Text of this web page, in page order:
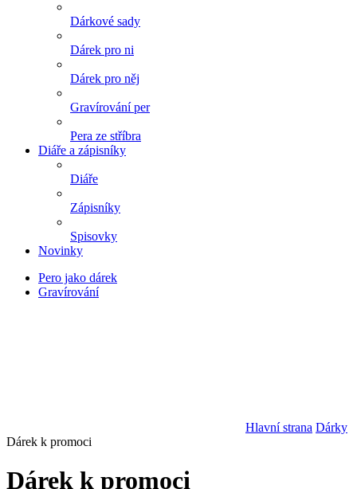
Dárkové sady
Dárek pro ni
Dárek pro něj
Gravírování per
Pera ze stříbra
Diáře a zápisníky
Diáře
Zápisníky
Spisovky
Novinky
Pero jako dárek
Gravírování
Hlavní strana Dárky
Dárek k promoci
Dárek k promoci